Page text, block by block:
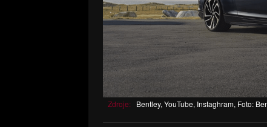
Zdroje: Bentley, YouTube, Instaghram, Foto: